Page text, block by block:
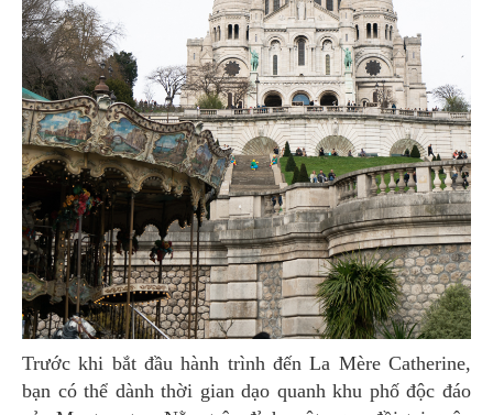
Trước khi bắt đầu hành trình đến La Mère Catherine,
bạn có thể dành thời gian dạo quanh khu phố độc đáo